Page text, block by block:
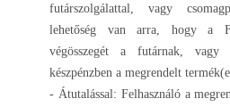
futárszolgálattal, vagy
lehetőség van arra, hogy a
végösszegét a futárnak, vagy
készpénzben a megrendelt
- Átutalással: Felhasználó a